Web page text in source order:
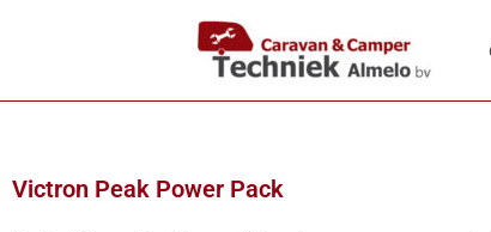
Victron Peak Power Pack